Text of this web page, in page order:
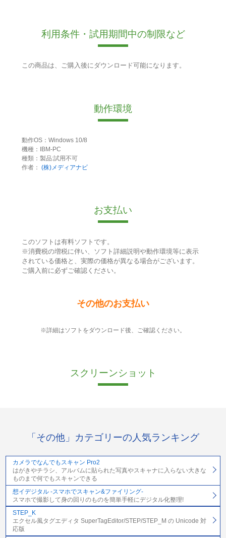
利用条件・試用期間中の制限など
この商品は、ご購入後にダウンロード可能になります。
動作環境
動作OS：Windows 10/8
機種：IBM-PC
種類：製品:試用不可
作者： (株)メディアナビ
お支払い
このソフトは有料ソフトです。
※消費税の増税に伴い、ソフト詳細説明や動作環境等に表示
されている価格と、実際の価格が異なる場合がございます。
ご購入前に必ずご確認ください。
その他のお支払い
※詳細はソフトをダウンロード後、ご確認ください。
スクリーンショット
「その他」カテゴリーの人気ランキング
カメラでなんでもスキャン Pro2
はがきやチラシ、アルバムに貼られた写真やスキャナに入らない大きな
ものまで何でもスキャンできる
想イデジタル -スマホでスキャン&ファイリング-
スマホで撮影して身の回りのものを簡単手軽にデジタル化整理!
STEP_K
エクセル風タグエディタ SuperTagEditor/STEP/STEP_M の Unicode 対
応版